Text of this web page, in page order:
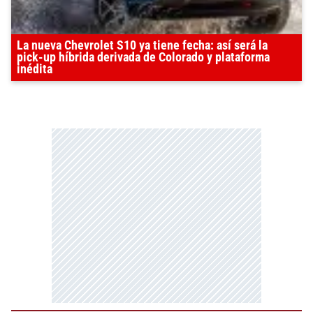
La nueva Chevrolet S10 ya tiene fecha: así será la
pick-up híbrida derivada de Colorado y plataforma
inédita